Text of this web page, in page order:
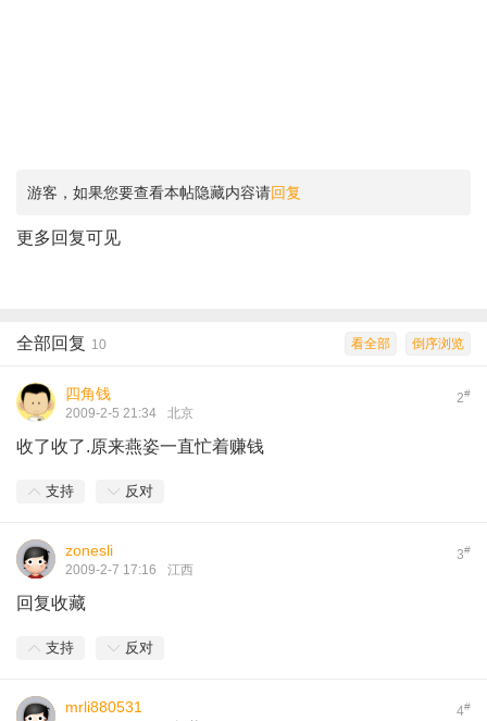
游客，如果您要查看本帖隐藏内容请回复
更多回复可见
倒序浏览
看全部
全部回复 10
2#
四角钱
2009-2-5 21:34 北京
收了收了.原来燕姿一直忙着赚钱
支持 反对
3#
zonesli
2009-2-7 17:16 江西
回复收藏
支持 反对
4#
mrli880531